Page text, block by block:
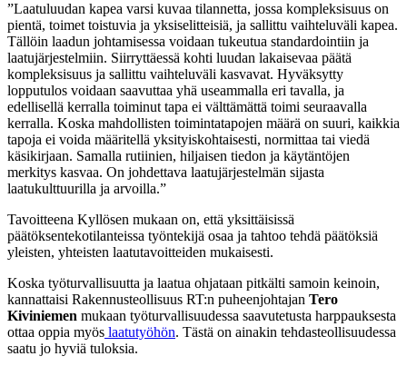
”Laatuluudan kapea varsi kuvaa tilannetta, jossa kompleksisuus on
pientä, toimet toistuvia ja yksiselitteisiä, ja sallittu vaihteluväli kapea.
Tällöin laadun johtamisessa voidaan tukeutua standardointiin ja
laatujärjestelmiin. Siirryttäessä kohti luudan lakaisevaa päätä
kompleksisuus ja sallittu vaihteluväli kasvavat. Hyväksytty
lopputulos voidaan saavuttaa yhä useammalla eri tavalla, ja
edellisellä kerralla toiminut tapa ei välttämättä toimi seuraavalla
kerralla. Koska mahdollisten toimintatapojen määrä on suuri, kaikkia
tapoja ei voida määritellä yksityiskohtaisesti, normittaa tai viedä
käsikirjaan. Samalla rutiinien, hiljaisen tiedon ja käytäntöjen
merkitys kasvaa. On johdettava laatujärjestelmän sijasta
laatukulttuurilla ja arvoilla.”
Tavoitteena Kyllösen mukaan on, että yksittäisissä
päätöksentekotilanteissa työntekijä osaa ja tahtoo tehdä päätöksiä
yleisten, yhteisten laatutavoitteiden mukaisesti.
Koska työturvallisuutta ja laatua ohjataan pitkälti samoin keinoin,
kannattaisi Rakennusteollisuus RT:n puheenjohtajan Tero
Kiviniemen mukaan työturvallisuudessa saavutetusta harppauksesta
ottaa oppia myös laatutyöhön. Tästä on ainakin tehdasteollisuudessa
saatu jo hyviä tuloksia.